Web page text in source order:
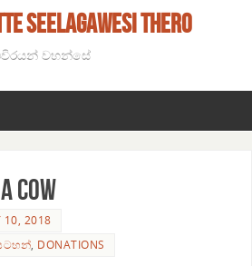
SEELAGAWESI THERO
වහන්සේ
cow
10, 2018
, DONATIONS